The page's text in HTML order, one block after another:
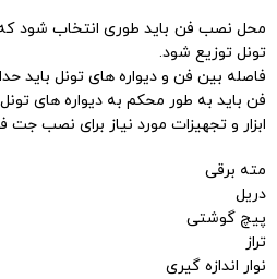
محل نصب فن باید طوری انتخاب شود که
تونل توزیع شود.
فاصله بین فن و دیواره های تونل باید حداقل 50 سانتی متر
فن باید به طور محکم به دیواره های
ابزار و تجهیزات مورد نیاز برای نصب جت
مته برقی
دریل
پیچ گوشتی
تراز
نوار اندازه گیری